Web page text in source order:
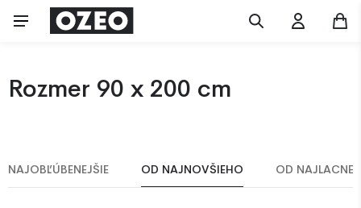
Rozmer 90 x 200 cm
NAJOBĽÚBENEJŠIE OD NAJNOVŠIEHO OD